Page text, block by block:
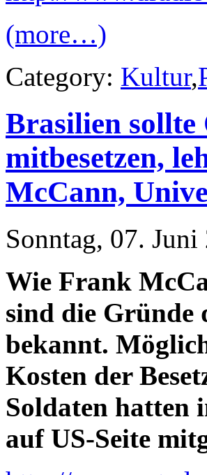
(more…)
Category: Kultur,
Brasilien sollte
mitbesetzen,
McCann,
Sonntag, 07.
Wie Frank
sind die Gründe
bekannt.
Kosten der
Soldaten hatten
auf US-Seite